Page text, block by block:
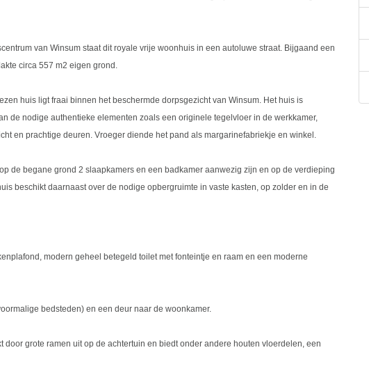
van Winsum staat dit royale vrije woonhuis in een autoluwe straat. Bijgaand een
circa 557 m2 eigen grond.
huis ligt fraai binnen het beschermde dorpsgezicht van Winsum. Het huis is
de nodige authentieke elementen zoals een originele tegelvloer in de werkkamer,
en prachtige deuren. Vroeger diende het pand als margarinefabriekje en winkel.
de begane grond 2 slaapkamers en een badkamer aanwezig zijn en op de verdieping
beschikt daarnaast over de nodige opbergruimte in vaste kasten, op zolder en in de
modern geheel betegeld toilet met fonteintje en raam en een moderne
bedsteden) en een deur naar de woonkamer.
door grote ramen uit op de achtertuin en biedt onder andere houten vloerdelen, een